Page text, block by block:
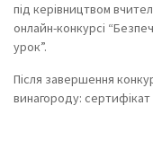
під керівництвом
онлайн-конкурсі
урок”.
Після завершення
винагороду: сертифікат